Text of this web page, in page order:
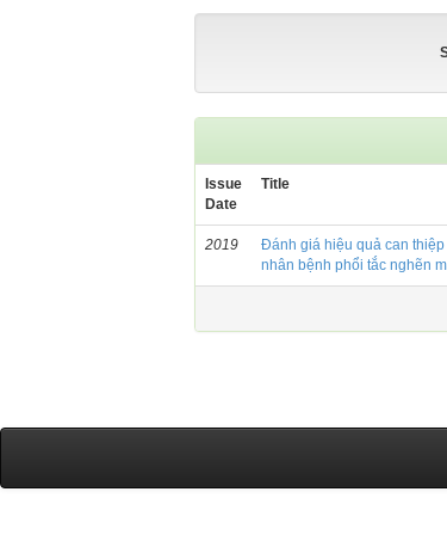
Issue
Date
Title
2019
Đánh giá hiệu quả can
nhân bệnh phổi tắc nghẽn